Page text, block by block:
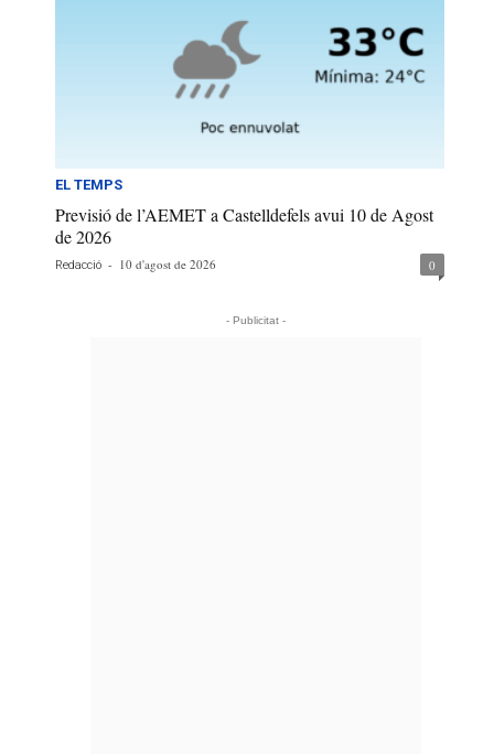
EL TEMPS
Previsió de l’AEMET a Castelldefels avui 10 de Agost
de 2026
Redacció - 10 d'agost de 2026 0
- Publicitat -